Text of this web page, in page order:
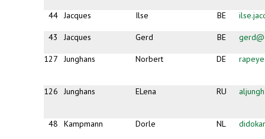
44 Jacques Ilse BE
43 Jacques Gerd BE
127 Junghans Norbert DE
126 Junghans ELena RU
48 Kampmann Dorle NL